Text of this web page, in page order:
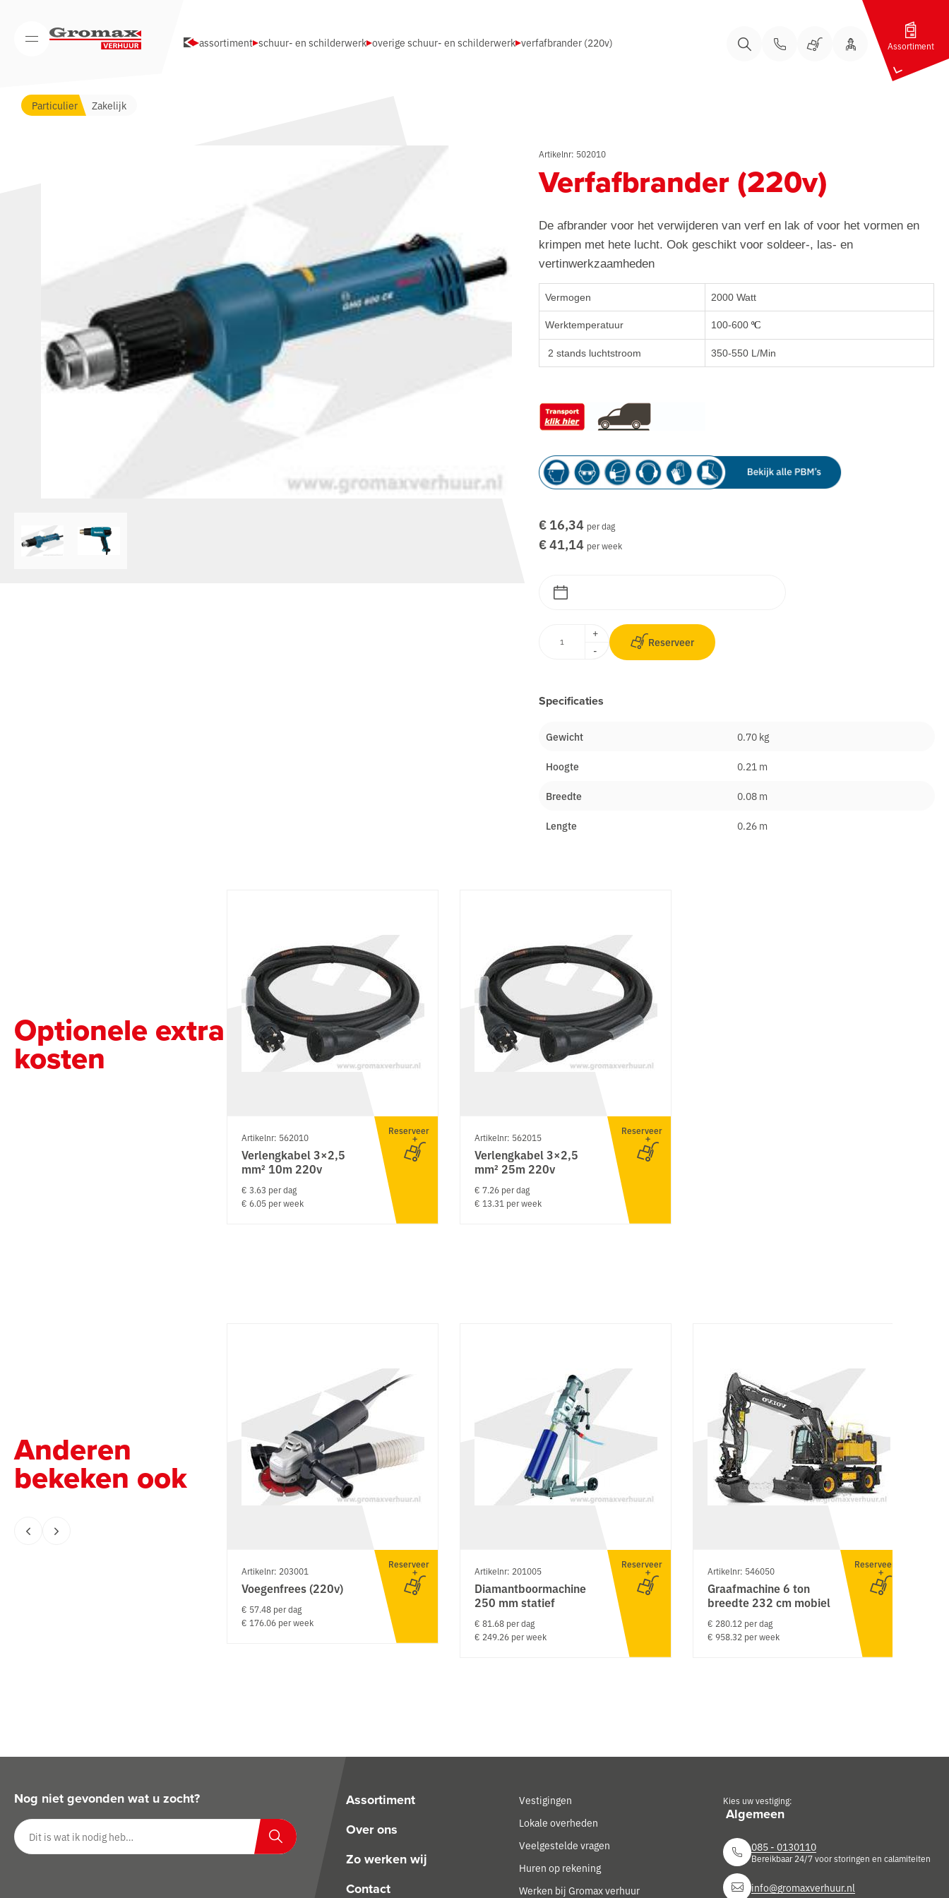
Open/Sluit mobiel menu Bel onsBel onsWinkelwagen
Uw Account
Assortiment
Particulier Zakelijk
assortiment schuur- en schilderwerk overige schuur- en schilderwerk verfafbrander (220v)
Artikelnr: 502010
Verfafbrander (220v)
De afbrander voor het verwijderen van verf en lak of voor het vormen en
krimpen met hete lucht. Ook geschikt voor soldeer-, las- en
vertinwerkzaamheden
Vermogen 2000 Watt
Werktemperatuur 100-600ºC
2 stands luchtstroom 350-550 L/Min
€ 16,34 per dag
€ 41,14 per week
+
-
Reserveer
Specificaties
Gewicht 0.70 kg
Hoogte 0.21 m
Breedte 0.08 m
Lengte 0.26 m
Optionele extra
kosten
Artikelnr: 562010
Verlengkabel 3×2,5
mm² 10m 220v
€ 3.63 per dag
€ 6.05 per week
Reserveer
Artikelnr: 562015
Verlengkabel 3×2,5
mm² 25m 220v
€ 7.26 per dag
€ 13.31 per week
Reserveer
Anderen
bekeken ook
Artikelnr: 203001
Voegenfrees (220v)
€ 57.48 per dag
€ 176.06 per week
Reserveer
Artikelnr: 201005
Diamantboormachine
250 mm statief
€ 81.68 per dag
€ 249.26 per week
Reserveer
Artikelnr: 546050
Graafmachine 6 ton
breedte 232 cm mobiel
€ 280.12 per dag
€ 958.32 per week
Reserveer
Nog niet gevonden wat u zocht?
Zoeken op website
Zoeken
Assortiment
Over ons
Zo werken wij
Contact
Vestigingen
Lokale overheden
Veelgestelde vragen
Huren op rekening
Werken bij Gromax verhuur
Kies uw vestiging:
085 - 0130110
Bereikbaar 24/7 voor storingen en calamiteiten
info@gromaxverhuur.nl